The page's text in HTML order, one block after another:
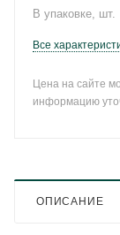
В упаковке, шт.
Все
Цена на сайте
информацию
ОПИСАНИЕ